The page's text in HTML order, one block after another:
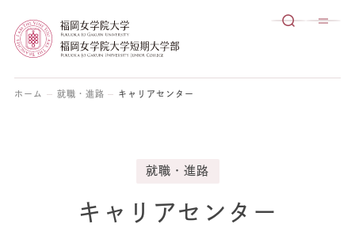
ホーム 就職・進路 キャリアセンター
就職・進路
キャリアセンター